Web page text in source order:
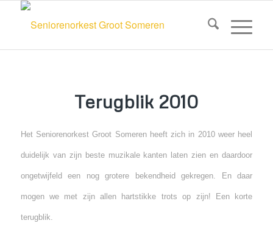
Terugblik 2010
Het Seniorenorkest Groot Someren heeft zich in 2010 weer heel
duidelijk van zijn beste muzikale kanten laten zien en daardoor
ongetwijfeld een nog grotere bekendheid gekregen. En daar
mogen we met zijn allen hartstikke trots op zijn! Een korte
terugblik.